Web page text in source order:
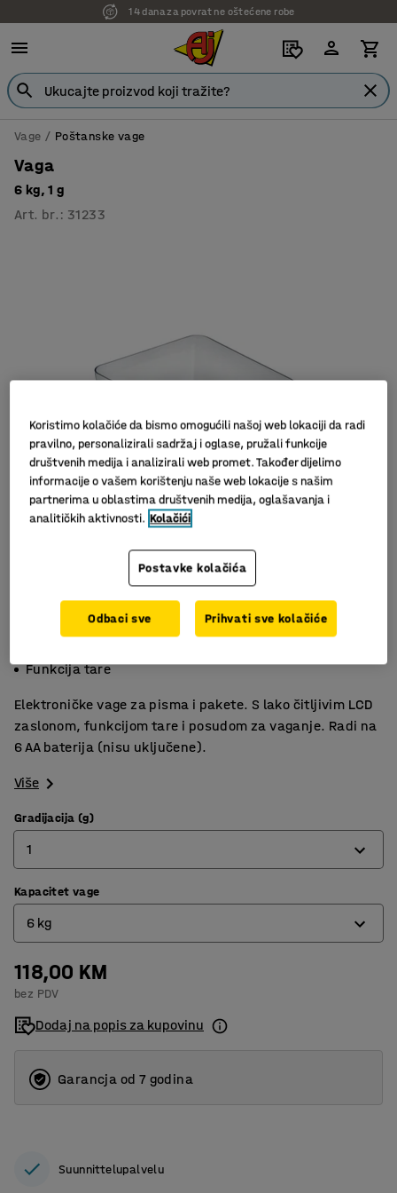
14 dana za povrat ne oštećene robe
Vage Poštanske vage
Vaga
6 kg, 1 g
Art. br. : 31233
Platforma od nehrđajućeg čelika
Funkcija tare
Elektroničke vage za pisma i pakete. S lako čitljivim LCD
zaslonom, funkcijom tare i posudom za vaganje. Radi na
6 AA baterija (nisu uključene).
Više
Gradijacija (g)
1
0,1
1
Kapacitet vage
6 kg
0,6 kg
6 kg
118,00 KM
bez PDV
Dodaj na popis za kupovinu
Garancja od 7 godina
Suunnittelupalvelu
Koristimo kolačiće da bismo omogućili našoj web lokaciji da radi
pravilno, personalizirali sadržaj i oglase, pružali funkcije
društvenih medija i analizirali web promet. Također dijelimo
informacije o vašem korištenju naše web lokacije s našim
partnerima u oblastima društvenih medija, oglašavanja i
analitičkih aktivnosti. Kolačići
Postavke kolačića
Odbaci sve Prihvati sve kolačiće